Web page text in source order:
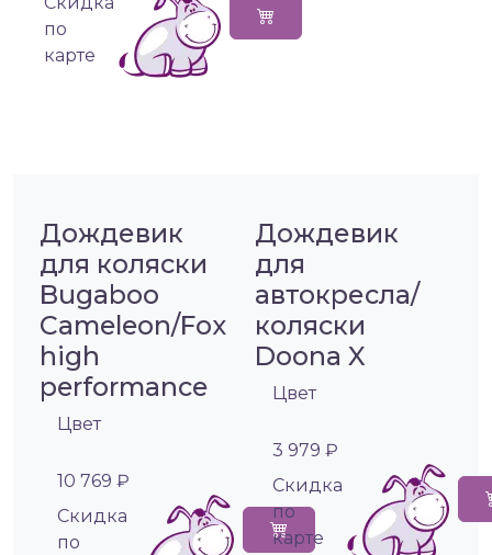
по
карте
Дождевик
для коляски
Bugaboo
Cameleon/Fox
high
performance
Цвет
10 769 ₽
Cкидка
по
Дождевик
для
автокресла/
коляски
Doona X
Цвет
3 979 ₽
Cкидка
по
карте